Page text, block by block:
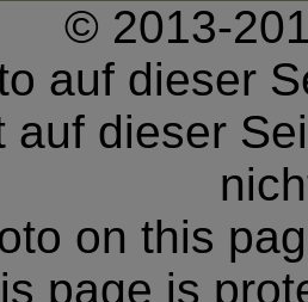
© 2013-
auf dieser
auf dieser
on this
page is